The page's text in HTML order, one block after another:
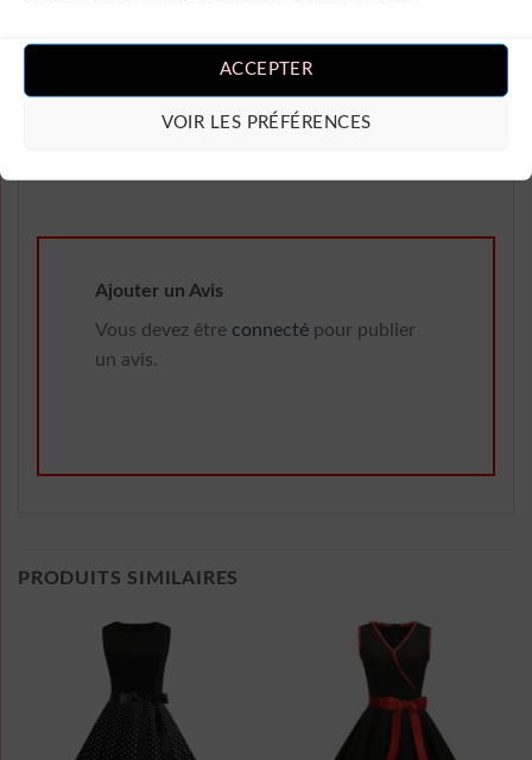
ACCEPTER
VOIR LES PRÉFÉRENCES
d’une soirée et j’ai reçu plein de
compliments. Je recommande
vivement cette robe à toutes les
Ajouter un Avis
Vous devez être connecté pour publier
un avis.
PRODUITS SIMILAIRES